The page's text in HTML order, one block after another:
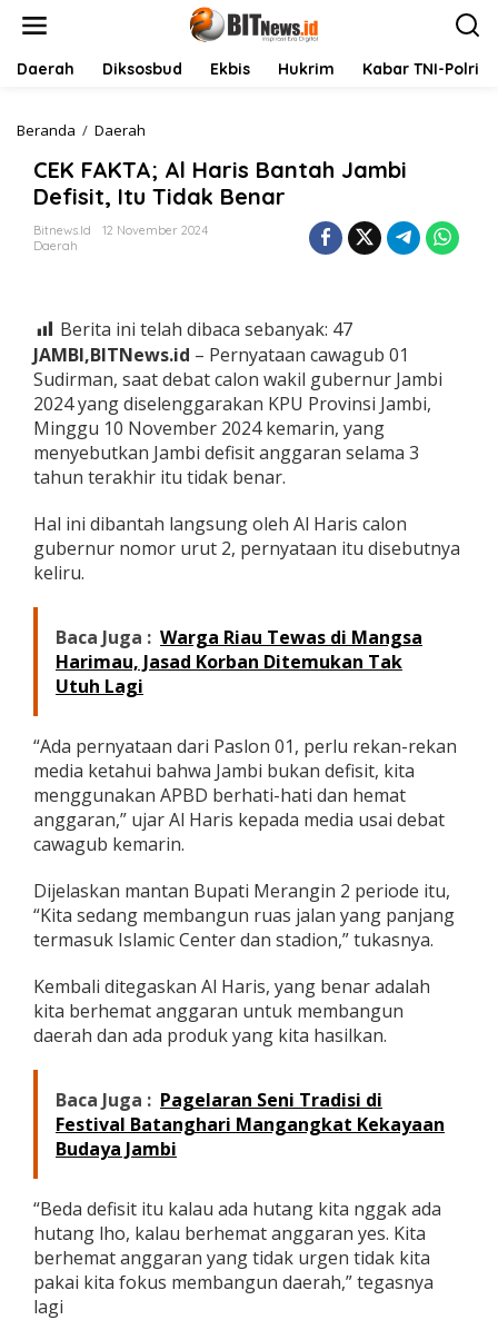
Daerah Diksosbud Ekbis Hukrim Kabar TNI-Polri
Beranda / Daerah
K
K
l
H
a
r
i
s
B
a
n
a
h
b
i
D
s
i
t
I
t
T
i
a
B
e
n
CEK FAKTA; Al Haris Bantah Jambi
Defisit, Itu Tidak Benar
Bitnews.id
12 November 2024
Daerah
Berita ini telah dibaca sebanyak: 47
JAMBI,BITNews.id – Pernyataan cawagub 01
Sudirman, saat debat calon wakil gubernur Jambi
2024 yang diselenggarakan KPU Provinsi Jambi,
Minggu 10 November 2024 kemarin, yang
menyebutkan Jambi defisit anggaran selama 3
tahun terakhir itu tidak benar.
Hal ini dibantah langsung oleh Al Haris calon
gubernur nomor urut 2, pernyataan itu disebutnya
keliru.
Baca Juga : Warga Riau Tewas di Mangsa
Harimau, Jasad Korban Ditemukan Tak
Utuh Lagi
“Ada pernyataan dari Paslon 01, perlu rekan-rekan
media ketahui bahwa Jambi bukan defisit, kita
menggunakan APBD berhati-hati dan hemat
anggaran,” ujar Al Haris kepada media usai debat
cawagub kemarin.
Dijelaskan mantan Bupati Merangin 2 periode itu,
“Kita sedang membangun ruas jalan yang panjang
termasuk Islamic Center dan stadion,” tukasnya.
Kembali ditegaskan Al Haris, yang benar adalah
kita berhemat anggaran untuk membangun
daerah dan ada produk yang kita hasilkan.
Baca Juga : Pagelaran Seni Tradisi di
Festival Batanghari Mangangkat Kekayaan
Budaya Jambi
“Beda defisit itu kalau ada hutang kita nggak ada
hutang lho, kalau berhemat anggaran yes. Kita
berhemat anggaran yang tidak urgen tidak kita
pakai kita fokus membangun daerah,” tegasnya
lagi